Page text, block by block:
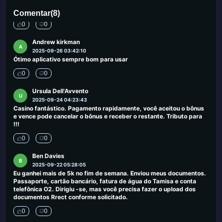
Comentar(8)
Melhor cassino de saques imediatos de todos
0 0
A
Andrew kirkman
2025-09-26 03:42:10
Ótimo aplicativo sempre bom para usar
0 0
U
Ursula Dell'Avvento
2025-09-24 04:23:43
Casino fantástico. Pagamento rapidamente, você aceitou o bônus
e vence pode cancelar o bônus e receber o restante. Tributo para
!!!
0 0
B
Ben Davies
2025-09-22 05:28:05
Eu ganhei mais de 5k no fim de semana. Enviou meus documentos.
Passaporte, cartão bancário, fatura de água do Tamisa e conta
telefônica O2. Dirigiu -se, mas você precisa fazer o upload dos
documentos Rrect conforme solicitado.
0 0